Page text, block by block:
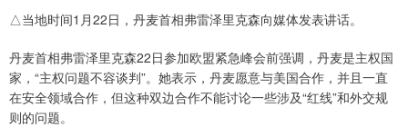
△当地时间1月22日，丹麦首相弗雷泽里克森向媒体发表讲话。
丹麦首相弗雷泽里克森22日参加欧盟紧急峰会前强调，丹麦是主权国
家，“主权问题不容谈判”。她表示，丹麦愿意与美国合作，并且一直
在安全领域合作，但这种双边合作不能讨论一些涉及“红线”和外交规
则的问题。